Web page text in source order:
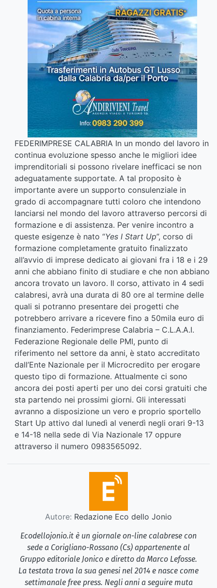
FEDERIMPRESE CALABRIA In un mondo del lavoro in
continua evoluzione spesso anche le migliori idee
imprenditoriali si possono rivelare inefficaci se non
adeguatamente supportate. A tal proposito è
importante avere un supporto consulenziale in
grado di accompagnare tutti coloro che intendono
lanciarsi nel mondo del lavoro attraverso percorsi di
formazione e di assistenza. Per venire incontro a
queste esigenze è nato “Yes I Start Up”, corso di
formazione completamente gratuito finalizzato
all’avvio di imprese dedicato ai giovani fra i 18 e i 29
anni che abbiano finito di studiare e che non abbiano
ancora trovato un lavoro. Il corso, attivato in 4 sedi
calabresi, avrà una durata di 80 ore al termine delle
quali si potranno presentare dei progetti che
potrebbero arrivare a ricevere fino a 50mila euro di
finanziamento. Federimprese Calabria – C.L.A.A.I.
Federazione Regionale delle PMI, punto di
riferimento nel settore da anni, è stato accreditato
dall’Ente Nazionale per il Microcredito per erogare
questo tipo di formazione. Attualmente ci sono
ancora dei posti aperti per uno dei corsi gratuiti che
sta partendo nei prossimi giorni. Gli interessati
avranno a disposizione un vero e proprio sportello
Start Up attivo dal lunedì al venerdì negli orari 9-13
e 14-18 nella sede di Via Nazionale 17 oppure
attraverso il numero 0983565092.
Autore: Redazione Eco dello Jonio
Ecodellojonio.it è un giornale on-line calabrese con
sede a Corigliano-Rossano (Cs) appartenente al
Gruppo editoriale Jonico e diretto da Marco Lefosse.
La testata trova la sua genesi nel 2014 e nasce come
settimanale free press. Negli anni a seguire muta